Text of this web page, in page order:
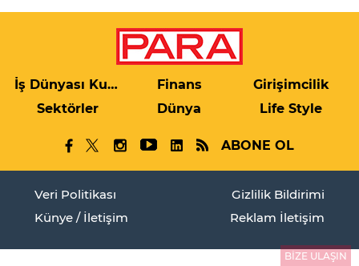
İş Dünyası Kulis Finans
Girişimcilik
Sektörler
Dünya Life Style
ABONE OL
Veri Politikası
Gizlilik Bildirimi
Künye / İletişim
Reklam İletişim
BİZE ULAŞIN